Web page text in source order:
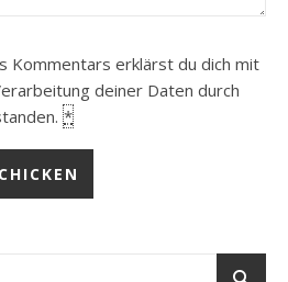
Kommentars erklärst du dich mit
deiner Daten durch
*